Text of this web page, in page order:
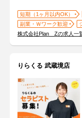
短期（1ヶ月以内OK）
副業・Ｗワーク歓迎
株式会社Plan Zの求人一
りらくる 武蔵境店